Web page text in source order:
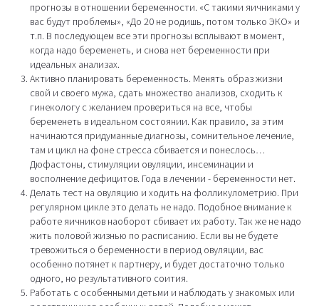
прогнозы в отношении беременности. «С такими яичниками у
вас будут проблемы», «До 20 не родишь, потом только ЭКО» и
т.п. В последующем все эти прогнозы всплывают в момент,
когда надо беременеть, и снова нет беременности при
идеальных анализах.
Активно планировать беременность. Менять образ жизни
свой и своего мужа, сдать множество анализов, сходить к
гинекологу с желанием провериться на все, чтобы
беременеть в идеальном состоянии. Как правило, за этим
начинаются придуманные диагнозы, сомнительное лечение,
там и цикл на фоне стресса сбивается и понеслось…
Дюфастоны, стимуляции овуляции, инсеминации и
восполнение дефицитов. Года в лечении - беременности нет.
Делать тест на овуляцию и ходить на фолликулометрию. При
регулярном цикле это делать не надо. Подобное внимание к
работе яичников наоборот сбивает их работу. Так же не надо
жить половой жизнью по расписанию. Если вы не будете
тревожиться о беременности в период овуляции, вас
особенно потянет к партнеру, и будет достаточно только
одного, но результативного соития.
Работать с особенными детьми и наблюдать у знакомых или